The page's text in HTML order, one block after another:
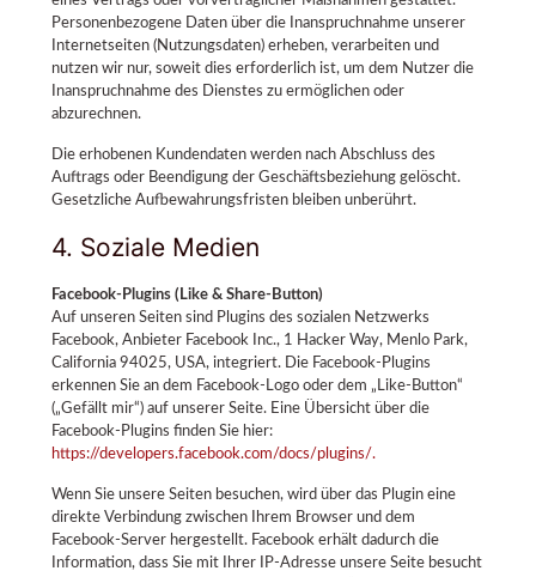
Personenbezogene Daten über die Inanspruchnahme unserer
Internetseiten (Nutzungsdaten) erheben, verarbeiten und
nutzen wir nur, soweit dies erforderlich ist, um dem Nutzer die
Inanspruchnahme des Dienstes zu ermöglichen oder
abzurechnen.
Die erhobenen Kundendaten werden nach Abschluss des
Auftrags oder Beendigung der Geschäftsbeziehung gelöscht.
Gesetzliche Aufbewahrungsfristen bleiben unberührt.
4. Soziale Medien
Facebook-Plugins (Like & Share-Button)
Auf unseren Seiten sind Plugins des sozialen Netzwerks
Facebook, Anbieter Facebook Inc., 1 Hacker Way, Menlo Park,
California 94025, USA, integriert. Die Facebook-Plugins
erkennen Sie an dem Facebook-Logo oder dem „Like-Button“
(„Gefällt mir“) auf unserer Seite. Eine Übersicht über die
Facebook-Plugins finden Sie hier:
https://developers.facebook.com/docs/plugins/.
Wenn Sie unsere Seiten besuchen, wird über das Plugin eine
direkte Verbindung zwischen Ihrem Browser und dem
Facebook-Server hergestellt. Facebook erhält dadurch die
Information, dass Sie mit Ihrer IP-Adresse unsere Seite besucht